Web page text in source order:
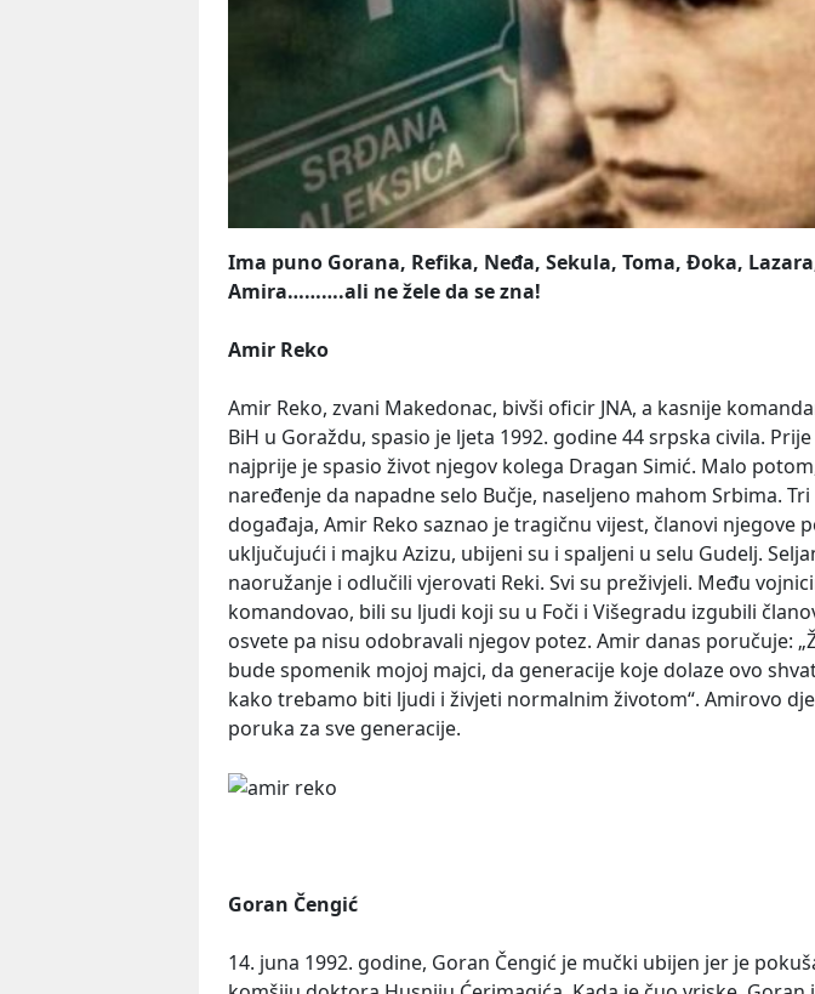
Ima puno Gorana, Refika, Neđa, Sekula, Toma, Đoka,
Amira……….ali ne žele da se zna!
Amir Reko
Amir Reko, zvani Makedonac, bivši oficir JNA, a kasnije
BiH u Goraždu, spasio je ljeta 1992. godine 44 srpska civila.
najprije je spasio život njegov kolega Dragan Simić. Malo
naređenje da napadne selo Bučje, naseljeno mahom Srbima.
događaja, Amir Reko saznao je tragičnu vijest, članovi njegove
uključujući i majku Azizu, ubijeni su i spaljeni u selu Gudelj.
naoružanje i odlučili vjerovati Reki. Svi su preživjeli. Među
komandovao, bili su ljudi koji su u Foči i Višegradu izgubili
osvete pa nisu odobravali njegov potez. Amir danas poručuje:
bude spomenik mojoj majci, da generacije koje dolaze ovo
kako trebamo biti ljudi i živjeti normalnim životom“. Amirovo
poruka za sve generacije.
Goran Čengić
14. juna 1992. godine, Goran Čengić je mučki ubijen jer je